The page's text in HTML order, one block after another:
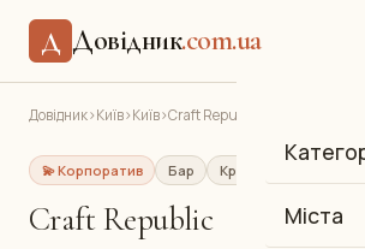
Д Довідник.com.ua
Міста
Довідник›Київ›Київ›Craft Republic
💫 Корпоратив Бар Крафтове пиво, снеки
Craft Republic